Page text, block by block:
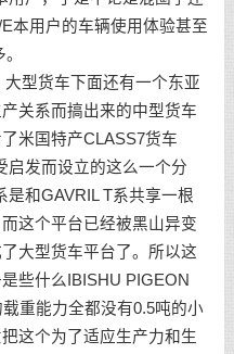
本用户的车辆使用体验甚至
型货车下面还有一个东亚
关系而搞出来的中型货车
米国特产CLASS7货车
启发而设立的这么一个分
是和GAVRIL T系共享一根
这个平台已经被黑山异变
大型货车平台了。所以这
些什么IBISHU PIGEON
重能力全都没有0.5吨的小
这个为了适应生产力和生